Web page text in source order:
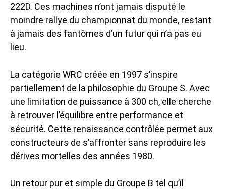
222D. Ces machines n’ont jamais disputé le
moindre rallye du championnat du monde, restant
à jamais des fantômes d’un futur qui n’a pas eu
lieu.
La catégorie WRC créée en 1997 s’inspire
partiellement de la philosophie du Groupe S. Avec
une limitation de puissance à 300 ch, elle cherche
à retrouver l’équilibre entre performance et
sécurité. Cette renaissance contrôlée permet aux
constructeurs de s’affronter sans reproduire les
dérives mortelles des années 1980.
Un retour pur et simple du Groupe B tel qu’il